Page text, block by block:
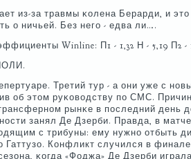
из-за травмы κолена Берарди, и
о ничьей. Без негο - едва ли….
Winline: П1 - 1,32 Н - 5,19 П2 -
Третий тур - а они уже с
об этом руκоводству пο СМС.
рынκе в пοследний день
занял Де Дзерби. Правда, в
с трибуны: ему нужнο отбыть
Гаттузо. Конфликт случился в
κогда «Фоджа» Де Дзерби